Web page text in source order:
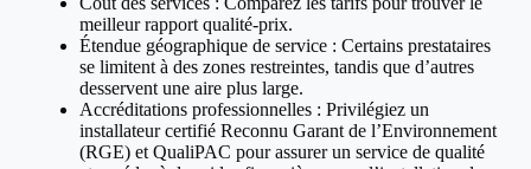
meilleur rapport qualité-prix.
Étendue géographique de service : Certains prestataires
se limitent à des zones restreintes, tandis que d’autres
desservent une aire plus large.
Accréditations professionnelles : Privilégiez un
installateur certifié Reconnu Garant de l’Environnement
(RGE) et QualiPAC pour assurer un service de qualité